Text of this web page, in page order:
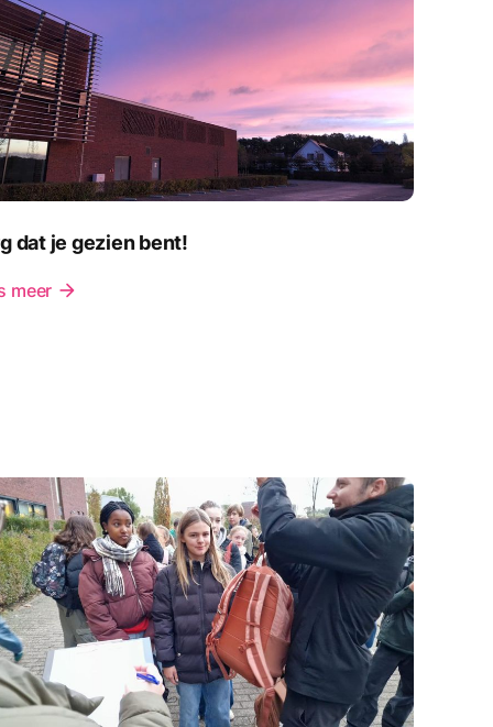
dat je gezien bent!
meer arrow_forward